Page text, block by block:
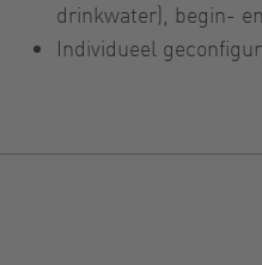
drinkwater), begin-
Individueel